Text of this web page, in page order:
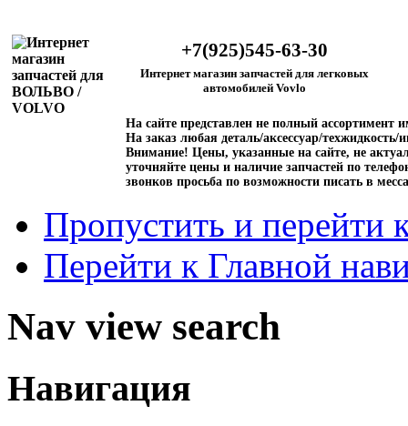
+7(925)545-63-30
Интернет магазин запчастей для легковых
автомобилей Vovlo
На сайте представлен не полный ассортимент
На заказ любая деталь/аксессуар/техжидкость/
Внимание! Цены, указанные на сайте, не
уточняйте цены и наличие запчастей по
звонков просьба по возможности писать в
Пропустить и перейти
Перейти к Главной
Nav view search
Навигация